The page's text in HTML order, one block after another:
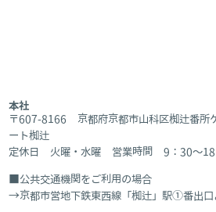
本社
〒607-8166 京都府京都市山科区椥辻番
ート椥辻
定休日 火曜・水曜 営業時間 9：30～18
公共交通機関をご利用の場合
京都市営地下鉄東西線「椥辻」駅①番出口